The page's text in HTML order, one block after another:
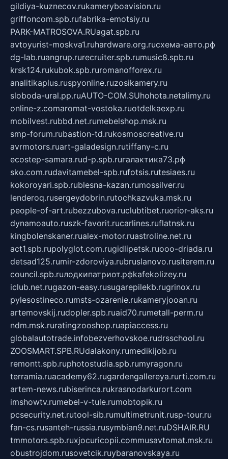
gildiya-kuznecov.rukameryboavision.ru
griffoncom.spb.rufabrika-emotsiy.ru
PARK-MATROSOVA.RUagat.spb.ru
avtoyurist-moskva1.ruhardware.org.ruсхема-авто.рф
dg-lab.ruangrup.rurecruiter.spb.rumusic8.spb.ru
krsk124.rukubok.spb.ruromanofforex.ru
analitikaplus.ruspyonline.ruzosikamery.ru
sloboda-ural.pp.ruAUTO-COM.SUhohota.netalimy.ru
online-z.comaromat-vostoka.ruotdelkaexp.ru
mobilvest.rubbd.net.rumebelshop.msk.ru
smp-forum.rubastion-td.rukosmoscreative.ru
avrmotors.ruart-galadesign.rutiffany-c.ru
ecostep-samara.rud-p.spb.ruгалактика73.рф
sko.com.rudavitamebel-spb.rufotsis.rutesiaes.ru
kokoroyari.spb.rublesna-kazan.rumossilver.ru
lenderoq.rusergeydobrin.rutochkazvuka.msk.ru
people-of-art.rubezzubova.ruclubtibet.ruorior-aks.ru
dynamoauto.ruszk-favorit.rucarlines.ruflatnsk.ru
kingbolenskaner.rualex-motor.ruastroline.net.ru
act1.spb.rupolyglot.com.rugidlipetsk.ruooo-driada.ru
detsad125.rumir-zdoroviya.rubruslanovo.rusiterem.ru
council.spb.ruлодкипатриот.рфkafekolizey.ru
iclub.net.rugazon-easy.rusugarepilekb.rugrinox.ru
pylesostineco.rumsts-ozarenie.rukameryjooan.ru
artemovskij.rudopler.spb.ruaid70.rumetall-perm.ru
ndm.msk.ruratingzooshop.ruapiaccess.ru
globalautotrade.infobezverhovskoe.rudrsschool.ru
ZOOSMART.SPB.RUdalakony.rumedikijob.ru
remontt.spb.ruphotostudia.spb.rumyragon.ru
terramia.ruacademy62.rugardengallereya.rurti.com.ru
artem-news.rubiserinca.rukrasnodarkurort.com
imshowtv.rumebel-v-tule.rumobtopik.ru
pcsecurity.net.rutool-sib.rumultimetrunit.rusp-tour.ru
fan-cs.rusanteh-russia.rusymbian9.net.ruDSHAIR.RU
tmmotors.spb.ruxjocuricopii.commusavtomat.msk.ru
obustrojdom.rusovetcik.ruybaranovskaya.ru